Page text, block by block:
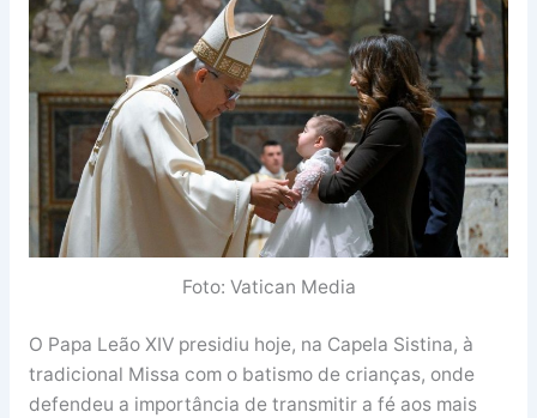
Foto: Vatican Media
O Papa Leão XIV presidiu hoje, na Capela Sistina, à
tradicional Missa com o batismo de crianças, onde
defendeu a importância de transmitir a fé aos mais